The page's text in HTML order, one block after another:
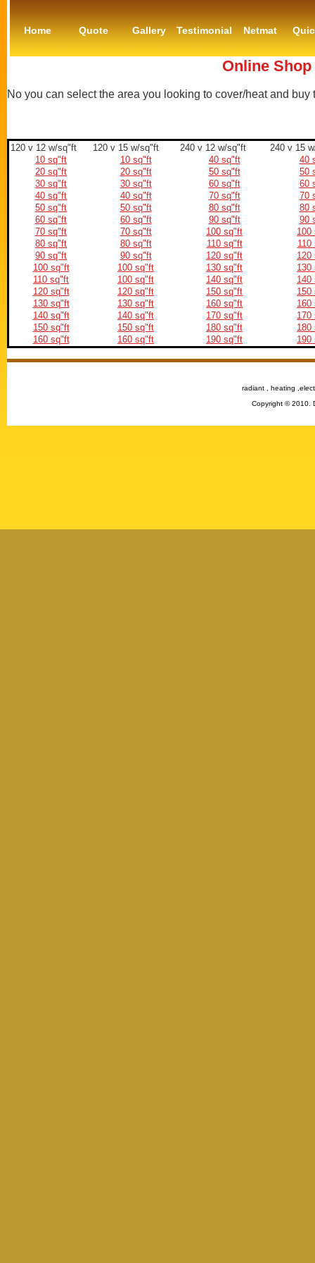
Home Quote Gallery Testimonial Netmat
Online
No you can select the area you looking to cover/heat and
120 v 12 w/sq"ft 120 v 15 w/sq"ft 240 v 12 w/sq"ft
240 v 15
10 sq"ft
10 sq"ft 40 sq"ft
40
20 sq"ft
20 sq"ft 50 sq"ft
50
30 sq"ft
30 sq"ft 60 sq"ft
60
40 sq"ft
40 sq"ft 70 sq"ft
70
50 sq"ft
50 sq"ft 80 sq"ft
80
60 sq"ft
60 sq"ft 90 sq"ft
90
70 sq"ft
70 sq"ft 100 sq"ft
100
80 sq"ft
80 sq"ft 110 sq"ft
110
90 sq"ft
90 sq"ft 120 sq"ft
120
100 sq"ft
100 sq"ft 130 sq"ft
130
110 sq"ft
100 sq"ft 140 sq"ft
140
120 sq"ft
120 sq"ft 150 sq"ft
150
130 sq"ft
130 sq"ft 160 sq"ft
160
140 sq"ft
140 sq"ft 170 sq"ft
170
150 sq"ft
150 sq"ft 180 sq"ft
180
160 sq"ft
160 sq"ft 190 sq"ft 190
radiant , heating
Copyright © 2010.